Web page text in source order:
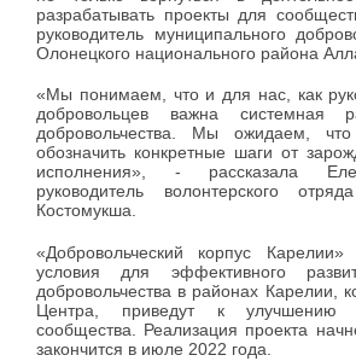
разрабатывать проекты для
руководитель муниципального
Олонецкого национального района
«Мы понимаем, что и для нас, как
добровольцев важна системная
добровольчества. Мы ожидаем,
обозначить конкретные шаги от
исполнения», - рассказала
руководитель волонтерского
Костомукша.
«Добровольческий корпус Карелии»
условия для эффективного
добровольчества в районах Карелии,
Центра, приведут к улучшению
сообщества. Реализация проекта
закончится в июле 2022 года.